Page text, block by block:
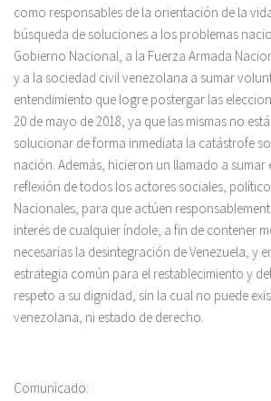
como responsables de la orientación de la
búsqueda de soluciones a los problemas
Gobierno Nacional, a la Fuerza Armada
y a la sociedad civil venezolana a sumar
entendimiento que logre postergar las
20 de mayo de 2018, ya que las mismas no
solucionar de forma inmediata la catástrofe
nación. Además, hicieron un llamado a sumar
reflexión de todos los actores sociales,
Nacionales, para que actúen
interés de cualquier índole, a fin de contener
necesarias la desintegración de Venezuela, y
estrategia común para el restablecimiento y
respeto a su dignidad, sin la cual no puede
venezolana, ni estado de derecho.
Comunicado: